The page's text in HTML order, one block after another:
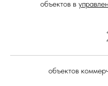
объектов в
объектов